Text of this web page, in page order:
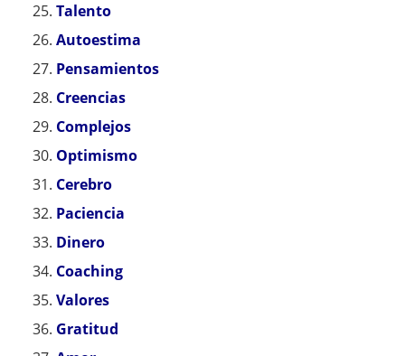
Talento
Autoestima
Pensamientos
Creencias
Complejos
Optimismo
Cerebro
Paciencia
Dinero
Coaching
Valores
Gratitud